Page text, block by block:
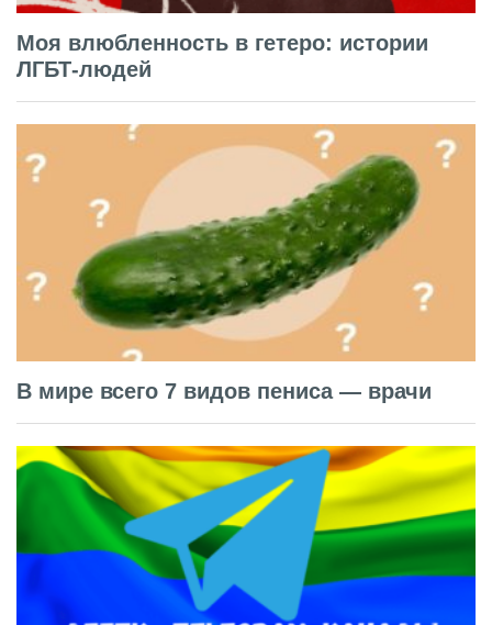
Моя влюбленность в гетеро: истории
ЛГБТ-людей
В мире всего 7 видов пениса — врачи